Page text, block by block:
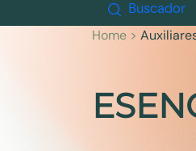
Buscador
Home >